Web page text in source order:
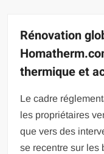
Rénovation
thermique et
Le cadre
les propriétaires
que vers des
se recentre sur les